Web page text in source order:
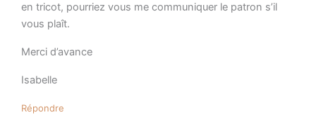
en tricot, pourriez vous me communiquer le patron s’il
vous plaît.
Merci d’avance
Isabelle
Répondre